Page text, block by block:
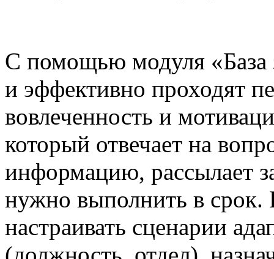
С помощью модуля «База
и эффективно проходят
вовлеченность и
который отвечает на
информацию, рассылает
нужно выполнить в срок.
настраивать сценарии